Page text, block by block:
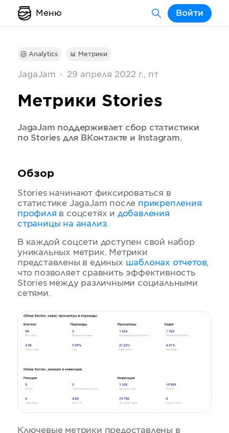
Меню Войти
Analytics 📊 Метрики
JagaJam 29 апреля 2022 г., пт
Метрики Stories
JagaJam поддерживает сбор статистики
по Stories для ВКонтакте и Instagram.
Обзор
Stories начинают фиксироваться в
статистике JagaJam после прикрепления
профиля в соцсетях и добавления
страницы на анализ.
В каждой соцсети доступен свой набор
уникальных метрик. Метрики
представлены в единых шаблонах отчетов,
что позволяет сравнить эффективность
Stories между различными социальными
сетями.
Ключевые метрики предоставлены в